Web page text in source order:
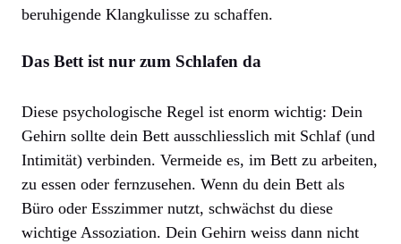
beruhigende Klangkulisse zu schaffen.
Das Bett ist nur zum Schlafen da
Diese psychologische Regel ist enorm wichtig: Dein
Gehirn sollte dein Bett ausschliesslich mit Schlaf (und
Intimität) verbinden. Vermeide es, im Bett zu arbeiten,
zu essen oder fernzusehen. Wenn du dein Bett als
Büro oder Esszimmer nutzt, schwächst du diese
wichtige Assoziation. Dein Gehirn weiss dann nicht